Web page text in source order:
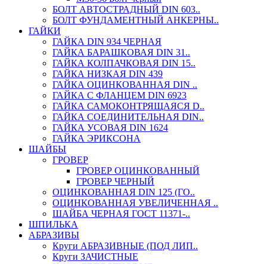
БОЛТ АВТОСТРАДНЫЙ DIN 603..
БОЛТ ФУНДАМЕНТНЫЙ АНКЕРНЫ..
ГАЙКИ
ГАЙКА DIN 934 ЧЕРНАЯ
ГАЙКА БАРАШКОВАЯ DIN 31..
ГАЙКА КОЛПАЧКОВАЯ DIN 15..
ГАЙКА НИЗКАЯ DIN 439
ГАЙКА ОЦИНКОВАННАЯ DIN ..
ГАЙКА С ФЛАНЦЕМ DIN 6923
ГАЙКА САМОКОНТРЯЩАЯСЯ D..
ГАЙКА СОЕДИНИТЕЛЬНАЯ DIN..
ГАЙКА УСОВАЯ DIN 1624
ГАЙКА ЭРИКСОНА
ШАЙБЫ
ГРОВЕР
ГРОВЕР ОЦИНКОВАННЫЙ
ГРОВЕР ЧЕРНЫЙ
ОЦИНКОВАННАЯ DIN 125 (ГО..
ОЦИНКОВАННАЯ УВЕЛИЧЕННАЯ ..
ШАЙБА ЧЕРНАЯ ГОСТ 11371-..
ШПИЛЬКА
АБРАЗИВЫ
Круги АБРАЗИВНЫЕ (ПОД ЛИП..
Круги ЗАЧИСТНЫЕ